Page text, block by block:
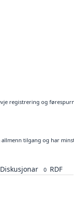
registrering og
allmenn tilgang og har
Diskusjonar 0 RDF